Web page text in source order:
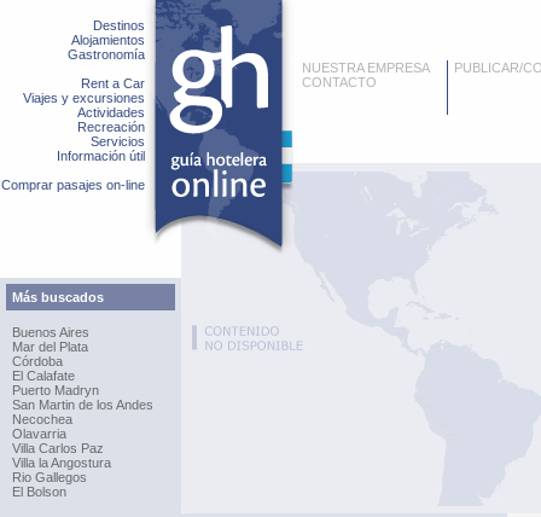
Destinos
Alojamientos
Gastronomía
Rent a Car
Viajes y excursiones
Actividades
Recreación
Servicios
Información útil
Comprar pasajes on-line
Más buscados
Buenos Aires
Mar del Plata
Córdoba
El Calafate
Puerto Madryn
San Martin de los Andes
Necochea
Olavarria
Villa Carlos Paz
Villa la Angostura
Rio Gallegos
El Bolson
NUESTRA EMPRESA
CONTACTO
PUBLICAR/